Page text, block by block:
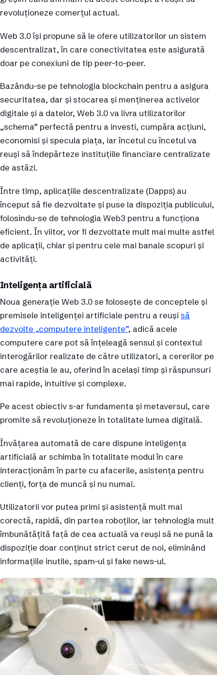
revoluționeze comerțul actual.
Web 3.0 își propune să le ofere utilizatorilor un sistem
descentralizat, în care conectivitatea este asigurată
doar pe conexiuni de tip peer-to-peer.
Bazându-se pe tehnologia blockchain pentru a asigura
securitatea, dar și stocarea și menținerea activelor
digitale și a datelor, Web 3.0 va livra utilizatorilor
„schema” perfectă pentru a investi, cumpăra acțiuni,
economisi și specula piața, iar încetul cu încetul va
reuși să îndepărteze instituțiile financiare centralizate
de astăzi.
Între timp, aplicațiile descentralizate (Dapps) au
început să fie dezvoltate și puse la dispoziția publicului,
folosindu-se de tehnologia Web3 pentru a funcționa
eficient. În viitor, vor fi dezvoltate mult mai multe astfel
de aplicații, chiar și pentru cele mai banale scopuri și
activități.
Inteligența artificială
Noua generație Web 3.0 se folosește de conceptele și
premisele inteligenței artificiale pentru a reuși să
dezvolte „computere inteligente”, adică acele
computere care pot să înțeleagă sensul și contextul
interogărilor realizate de către utilizatori, a cererilor pe
care aceștia le au, oferind în același timp și răspunsuri
mai rapide, intuitive și complexe.
Pe acest obiectiv s-ar fundamenta și metaversul, care
promite să revoluționeze în totalitate lumea digitală.
Învățarea automată de care dispune inteligența
artificială ar schimba în totalitate modul în care
interacționăm în parte cu afacerile, asistența pentru
clienți, forța de muncă și nu numai.
Utilizatorii vor putea primi și asistență mult mai
corectă, rapidă, din partea roboților, iar tehnologia mult
îmbunătățită față de cea actuală va reuși să ne pună la
dispoziție doar conținut strict cerut de noi, eliminând
informațiile inutile, spam-ul și fake news-ul.